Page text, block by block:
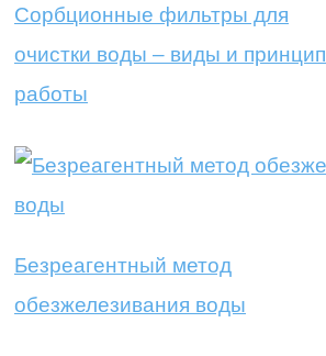
Сорбционные фильтры для
очистки воды – виды и принцип
работы
Безреагентный метод
обезжелезивания воды